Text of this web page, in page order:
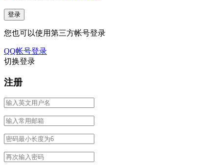
您也可以使用第三方帐号登录
QQ帐号登录
切换登录
注册